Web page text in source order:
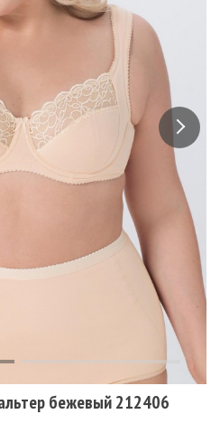
бежевый 212406